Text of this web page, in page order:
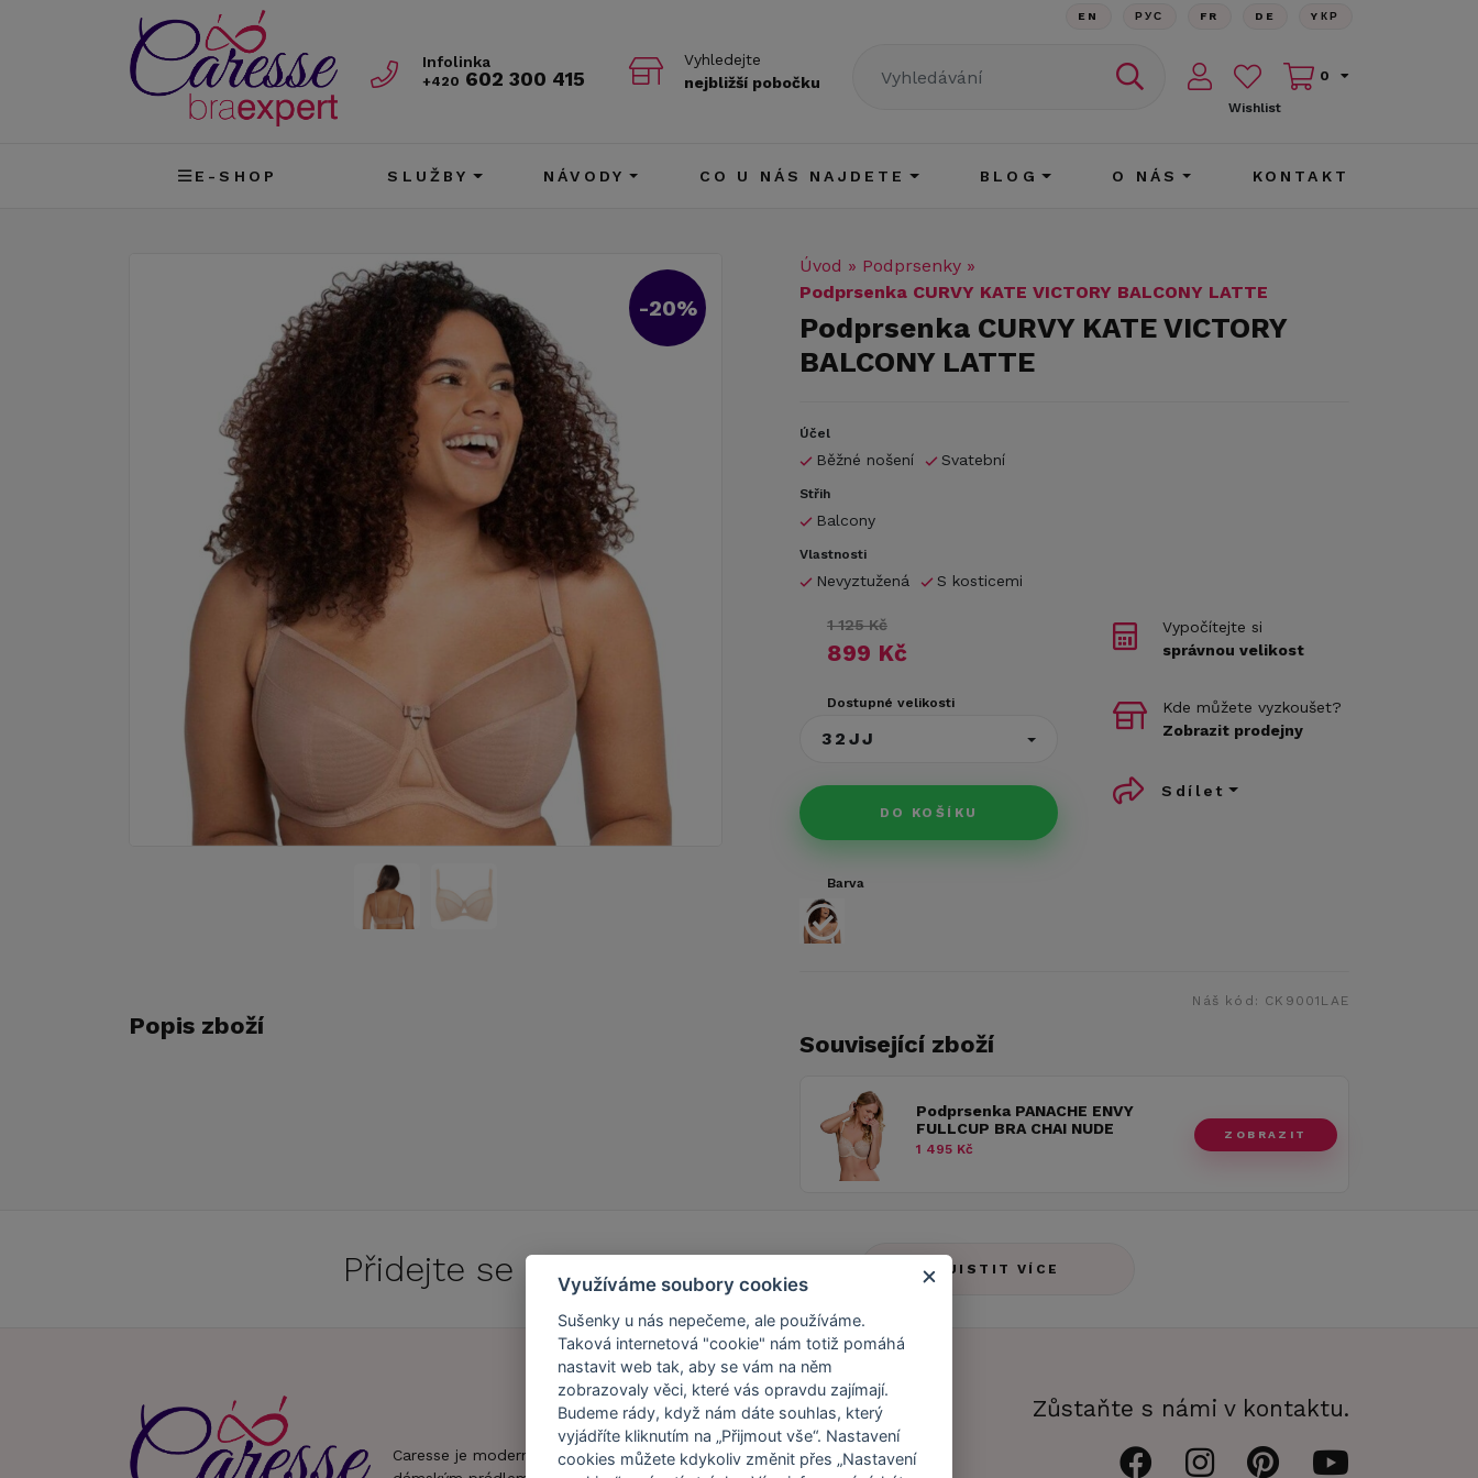
Infolinka
+420 602 300 415
Vyhledejte
nejbližší pobočku
EN РУС FR DE YКР
Wishlist
0
E-SHOP SLUŽBY NÁVODY CO U NÁS NAJDETE BLOG O NÁS KONTAKT
-20%
Popis zboží
Úvod » Podprsenky »
Podprsenka CURVY KATE VICTORY BALCONY LATTE
Podprsenka CURVY KATE VICTORY
BALCONY LATTE
Účel
Běžné nošení Svatební
Střih
Balcony
Vlastnosti
Nevyztužená S kosticemi
1 125 Kč
899 Kč
Dostupné velikosti
32JJ
DO KOŠÍKU
Vypočítejte si
správnou velikost
Kde můžete vyzkoušet?
Zobrazit prodejny
Sdílet
Barva
Náš kód: CK9001LAE
Související zboží
Podprsenka PANACHE ENVY
FULLCUP BRA CHAI NUDE
1 495 Kč
ZOBRAZIT
Přidejte se doCaresse Clubu! ZJISTIT VÍCE
Caresse je moderní obchod s
Náš příběh
Náš tým
Zákaznický účet
Registrace
zákazníka
Zůstaňte s námi v kontaktu.
Využíváme soubory cookies
Sušenky u nás nepečeme, ale používáme.
Taková internetová "cookie" nám totiž pomáhá
nastavit web tak, aby se vám na něm
zobrazovaly věci, které vás opravdu zajímají.
Budeme rády, když nám dáte souhlas, který
vyjádříte kliknutím na „Přijmout vše“. Nastavení
cookies můžete kdykoliv změnit přes „Nastavení